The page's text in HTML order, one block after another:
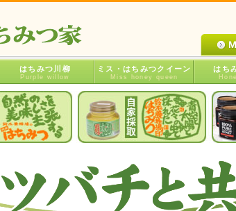
はちみつ川柳
Purple willow
ミス・はちみつクイーン
Miss honey queen
はち